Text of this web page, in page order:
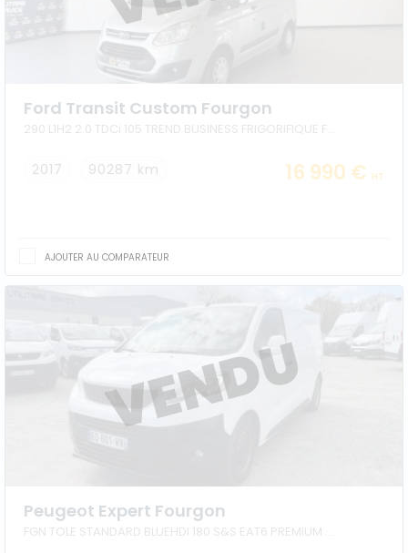
Ford Transit Custom Fourgon
2017 90287 km 16 990 € HT
AJOUTER AU COMPARATEUR
Peugeot Expert Fourgon